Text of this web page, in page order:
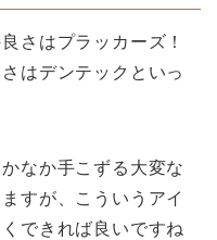
さはプラッカーズ！
はデンテックといっ
なか手こずる大変な
すが、こういうアイ
できれば良いですね